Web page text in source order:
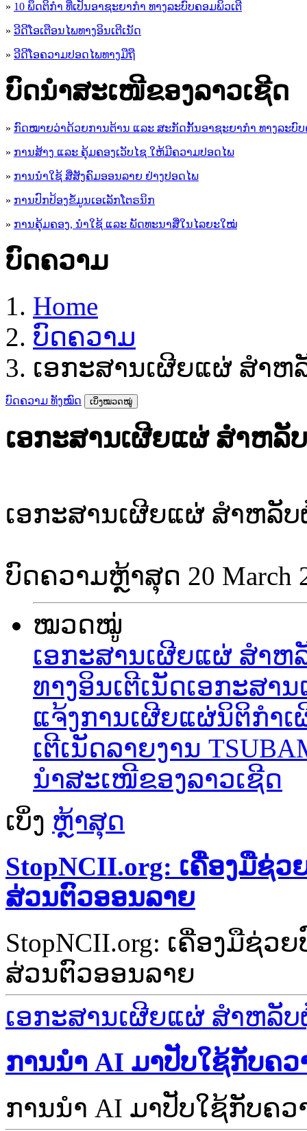
» 10 ພຶດຕິກໍາ ທີ່ເປັນອາຊະຍາກໍາ ທາງລະບົບຄອມພິວເຕີ
» ວີດີໂອເຕືອນໄພທາງອິນເຕີເນັດ
» ວ​ີ​ດີ​ໂອ​ຄວາມ​ປອດ​ໄພ​ທາງ​ມື​ຖື
ບົດນຳສະເໜີຂອງລາວເຊີດ
» ກົດໝາຍວ່າດ້ວຍການຕ້ານ ແລະ ສະກັດກັ້ນອາຊະຍາກຳ ທາງລະບົບ
» ການສ້າງ ແລະ ຄຸ້ມຄອງເວັບໄຊ ໃຫ້ມີຄວາມປອດໄພ
» ການນຳໃຊ້ ສື່ສັງຄົມອອນລາຍ ຢ່າງປອດໄພ
» ການ​ປົກ​ປ້ອງ​ຂໍ້​ມູນ​ເອ​ເລັກ​ໂຕ​ຣ​ນິກ
» ການຄຸ້ມຄອງ, ນໍາໃຊ້ ແລະ ພັດທະນາສື່ໃນໄລຍະໃໝ່
ບົດຄວາມ
Home
ບົດຄວາມ
ເອກະສານເຜີຍແຜ່ ສຳຫ
ບົດຄວາມ ທັງໝົດ ເບິ່ງໝວດໝູ່
ເອກະສານເຜີຍແຜ່ ສຳຫລັ
ເອກະສານເຜີຍແຜ່ ສຳຫລັ
ບົດຄວາມຫຼ້າສຸດ 20 March
ໝວດໝູ່
ເອກະສານເຜີຍແຜ່ ສຳ
ທາງອິນເຕີເນັດເອ​ກະ​ສານ
ແຈ້ງການເຜີຍແຜ່ນິຕິກຳ
ເຕີເນັດລາຍງານ
ນຳສະເໜີຂອງລາວເຊີດ
ເບິ່ງ ຫຼ້າສຸດ
StopNCII.org: ເຄື່ອງມືຊ່
ສ່ວນຕົວອອນລາຍ
StopNCII.org: ເຄື່ອງມືຊ່
ສ່ວນຕົວອອນລາຍ
ເອກະສານເຜີຍແຜ່ ສຳຫລັ
ການນຳ AI ມາປັບໃຊ້ກັບຄວ
ການນຳ AI ມາປັບໃຊ້ກັບຄວ